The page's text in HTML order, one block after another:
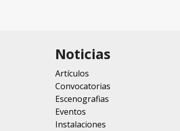
Noticias
Artículos
Convocatorias
Escenografias
Eventos
Instalaciones